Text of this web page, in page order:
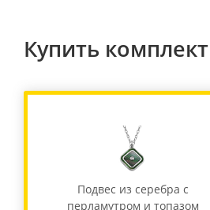
Купить комплект
Подвес из серебра с
перламутром и топазом